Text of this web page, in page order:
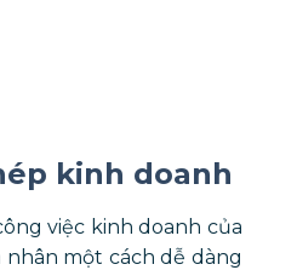
kinh doanh
việc kinh doanh của
một cách dễ dàng